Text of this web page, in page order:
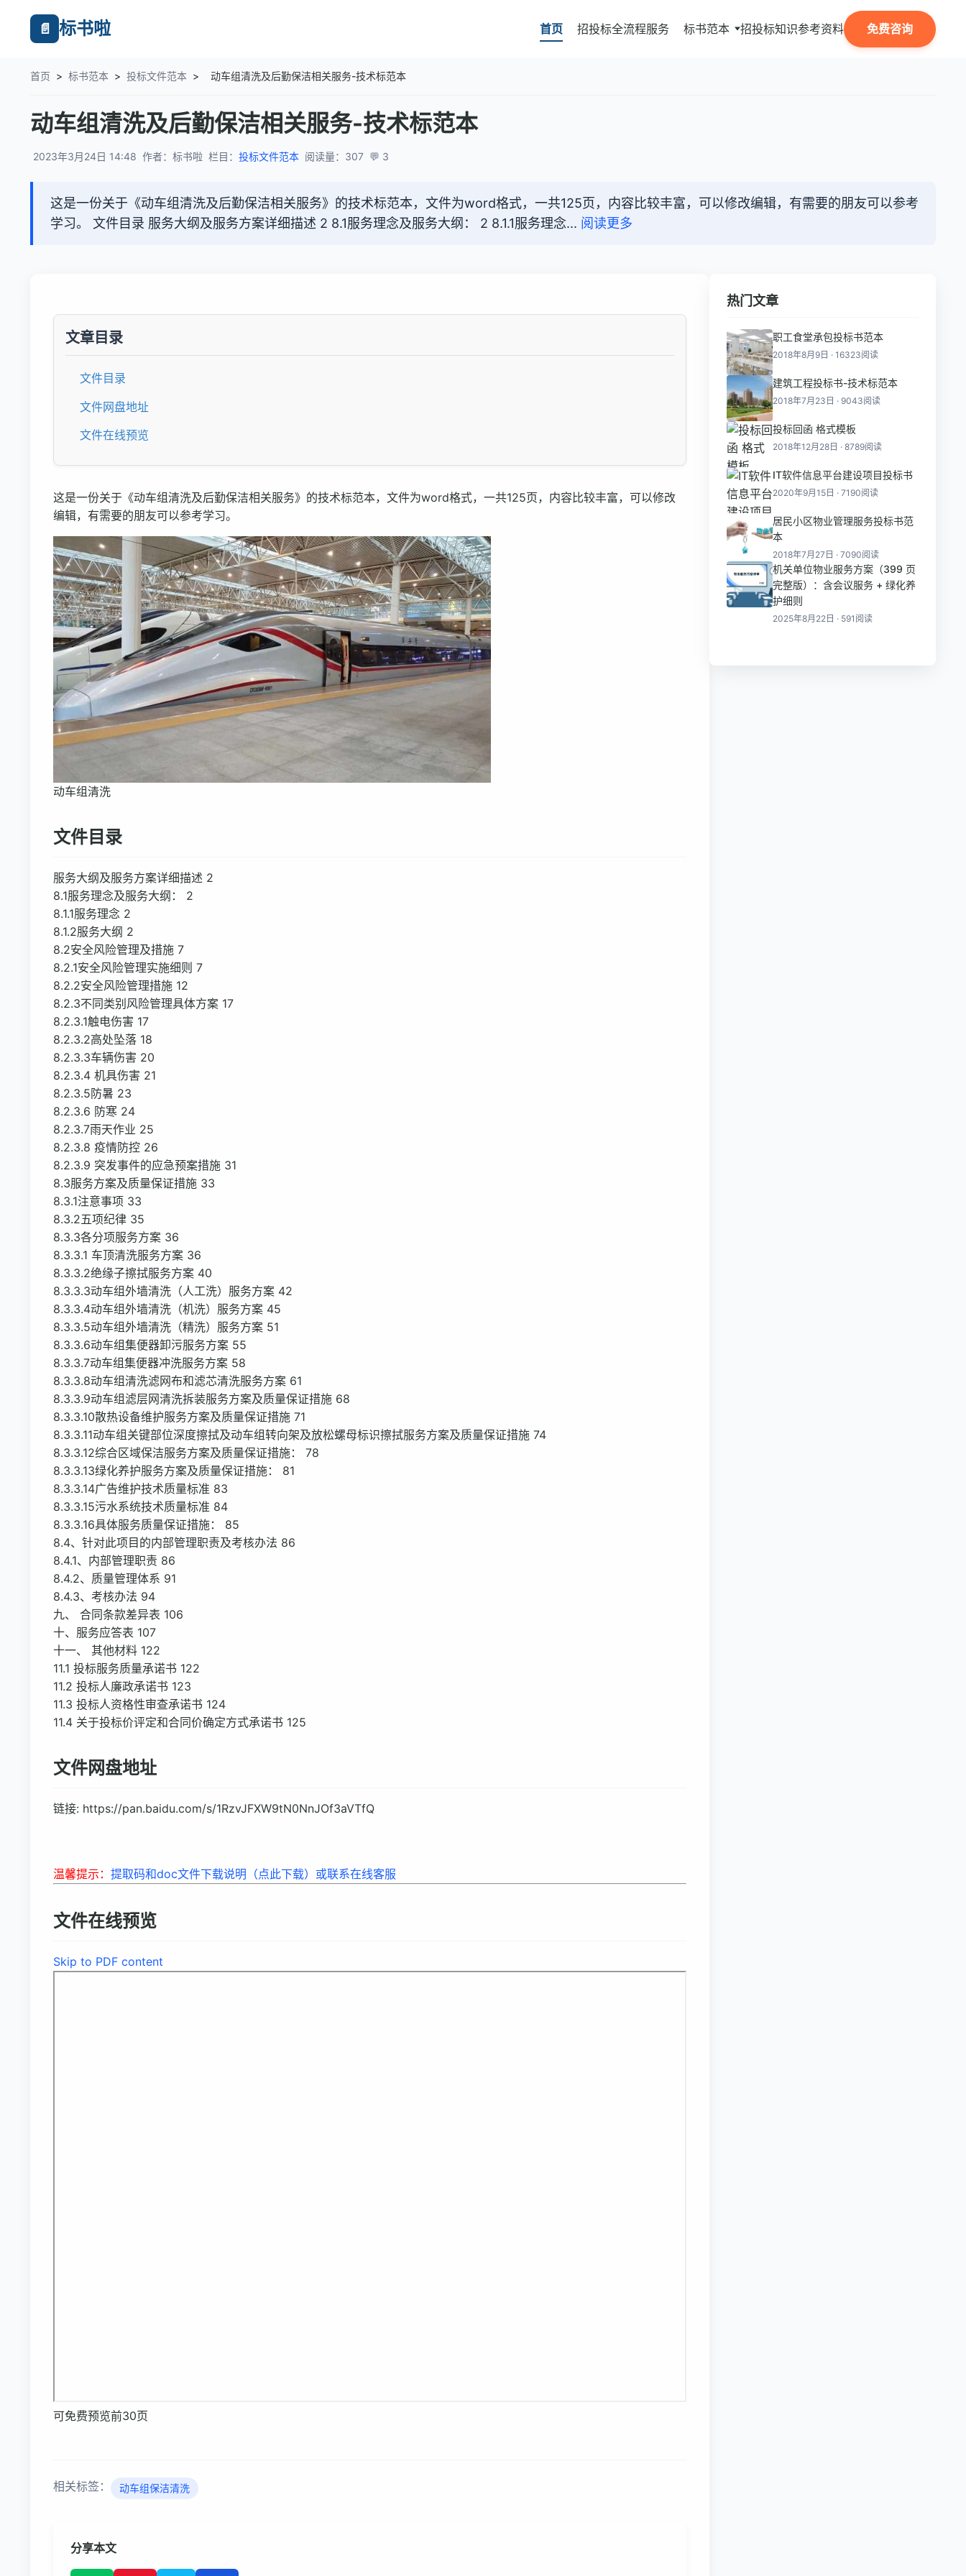
📄 标书啦 首页 招投标全流程服务 标书范本 招投标知识参考资料 免费咨询
首页 > 标书范本 > 投标文件范本 > 动车组清洗及后勤保洁相关服务-技术标范本
动车组清洗及后勤保洁相关服务-技术标范本
2023年3月24日 14:48 作者：标书啦 栏目： 投标文件范本 阅读量：307 💬 3
这是一份关于《动车组清洗及后勤保洁相关服务》的技术标范本，文件为word格式，一共125页，内容比较丰富，可以修改编辑，有需要的朋友可以参考
学习。 文件目录 服务大纲及服务方案详细描述 2 8.1服务理念及服务大纲： 2 8.1.1服务理念... 阅读更多
文章目录
文件目录
文件网盘地址
文件在线预览
这是一份关于《动车组清洗及后勤保洁相关服务》的技术标范本，文件为word格式，一共125页，内容比较丰富，可以修改
编辑，有需要的朋友可以参考学习。
动车组清洗
文件目录
服务大纲及服务方案详细描述 2
8.1服务理念及服务大纲： 2
8.1.1服务理念 2
8.1.2服务大纲 2
8.2安全风险管理及措施 7
8.2.1安全风险管理实施细则 7
8.2.2安全风险管理措施 12
8.2.3不同类别风险管理具体方案 17
8.2.3.1触电伤害 17
8.2.3.2高处坠落 18
8.2.3.3车辆伤害 20
8.2.3.4 机具伤害 21
8.2.3.5防暑 23
8.2.3.6 防寒 24
8.2.3.7雨天作业 25
8.2.3.8 疫情防控 26
8.2.3.9 突发事件的应急预案措施 31
8.3服务方案及质量保证措施 33
8.3.1注意事项 33
8.3.2五项纪律 35
8.3.3各分项服务方案 36
8.3.3.1 车顶清洗服务方案 36
8.3.3.2绝缘子擦拭服务方案 40
8.3.3.3动车组外墙清洗（人工洗）服务方案 42
8.3.3.4动车组外墙清洗（机洗）服务方案 45
8.3.3.5动车组外墙清洗（精洗）服务方案 51
8.3.3.6动车组集便器卸污服务方案 55
8.3.3.7动车组集便器冲洗服务方案 58
8.3.3.8动车组清洗滤网布和滤芯清洗服务方案 61
8.3.3.9动车组滤层网清洗拆装服务方案及质量保证措施 68
8.3.3.10散热设备维护服务方案及质量保证措施 71
8.3.3.11动车组关键部位深度擦拭及动车组转向架及放松螺母标识擦拭服务方案及质量保证措施 74
8.3.3.12综合区域保洁服务方案及质量保证措施： 78
8.3.3.13绿化养护服务方案及质量保证措施： 81
8.3.3.14广告维护技术质量标准 83
8.3.3.15污水系统技术质量标准 84
8.3.3.16具体服务质量保证措施： 85
8.4、针对此项目的内部管理职责及考核办法 86
8.4.1、内部管理职责 86
8.4.2、质量管理体系 91
8.4.3、考核办法 94
九、 合同条款差异表 106
十、服务应答表 107
十一、 其他材料 122
11.1 投标服务质量承诺书 122
11.2 投标人廉政承诺书 123
11.3 投标人资格性审查承诺书 124
11.4 关于投标价评定和合同价确定方式承诺书 125
文件网盘地址
链接: https://pan.baidu.com/s/1RzvJFXW9tN0NnJOf3aVTfQ
温馨提示： 提取码和doc文件下载说明（点此下载）或联系在线客服
文件在线预览
Skip to PDF content
可免费预览前30页
相关标签： 动车组保洁清洗
分享本文
热门文章
职工食堂承包投标书范本
2018年8月9日 · 16323阅读
建筑工程投标书-技术标范本
2018年7月23日 · 9043阅读
投标回函 格式模板
2018年12月28日 · 8789阅读
IT软件信息平台建设项目投标书
2020年9月15日 · 7190阅读
居民小区物业管理服务投标书范
本
2018年7月27日 · 7090阅读
机关单位物业服务方案（399 页
完整版）：含会议服务 + 绿化养
护细则
2025年8月22日 · 591阅读